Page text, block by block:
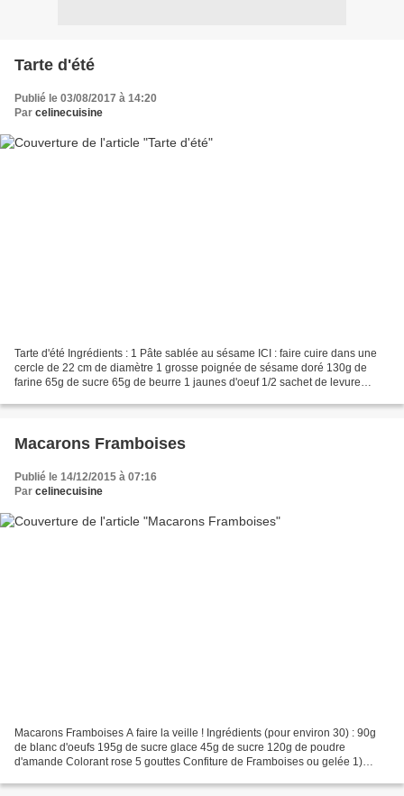
Tarte d'été
Publié le 03/08/2017 à 14:20
Par celinecuisine
Tarte d'été Ingrédients : 1 Pâte sablée au sésame ICI : faire cuire dans une
cercle de 22 cm de diamètre 1 grosse poignée de sésame doré 130g de
farine 65g de sucre 65g de beurre 1 jaunes d'oeuf 1/2 sachet de levure
Macarons Framboises
Publié le 14/12/2015 à 07:16
Par celinecuisine
Macarons Framboises A faire la veille ! Ingrédients (pour environ 30) : 90g
de blanc d'oeufs 195g de sucre glace 45g de sucre 120g de poudre
d'amande Colorant rose 5 gouttes Confiture de Framboises ou gelée 1)